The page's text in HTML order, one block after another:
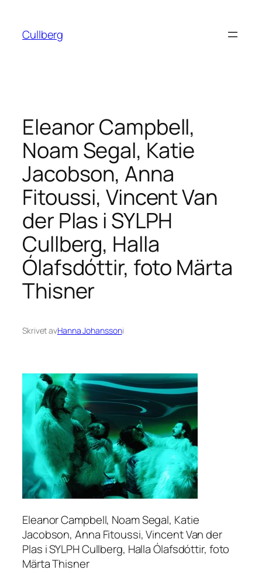
innehåll
Cullberg
Eleanor Campbell,
Noam Segal, Katie
Jacobson, Anna
Fitoussi, Vincent Van
der Plas i SYLPH
Cullberg, Halla
Ólafsdóttir, foto Märta
Thisner
Skrivet avHanna Johanssoni
Eleanor Campbell, Noam Segal, Katie
Jacobson, Anna Fitoussi, Vincent Van der
Plas i SYLPH Cullberg, Halla Ólafsdóttir, foto
Märta Thisner